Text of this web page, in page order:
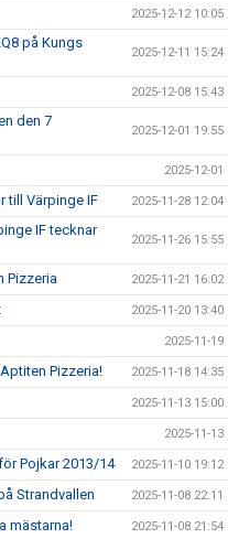
2025-12-12 10:05
på Kungs
2025-12-11 15:24
2025-12-08 15:43
den 7
2025-12-01 19:55
2025-12-01
till Värpinge IF 2025-11-28 12:04
IF tecknar
2025-11-26 15:55
Pizzeria 2025-11-21 16:02
2025-11-20 13:40
2025-11-19
Pizzeria! 2025-11-18 14:35
2025-11-13 15:00
2025-11-13
Pojkar 2013/14 2025-11-10 19:12
Strandvallen 2025-11-08 22:11
mästarna! 2025-11-08 21:54